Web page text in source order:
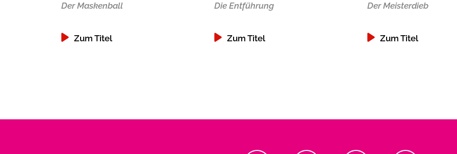
Der Maskenball
Zum Titel
Die Entführung
Zum Titel
Der Meisterdieb
Zum Titel